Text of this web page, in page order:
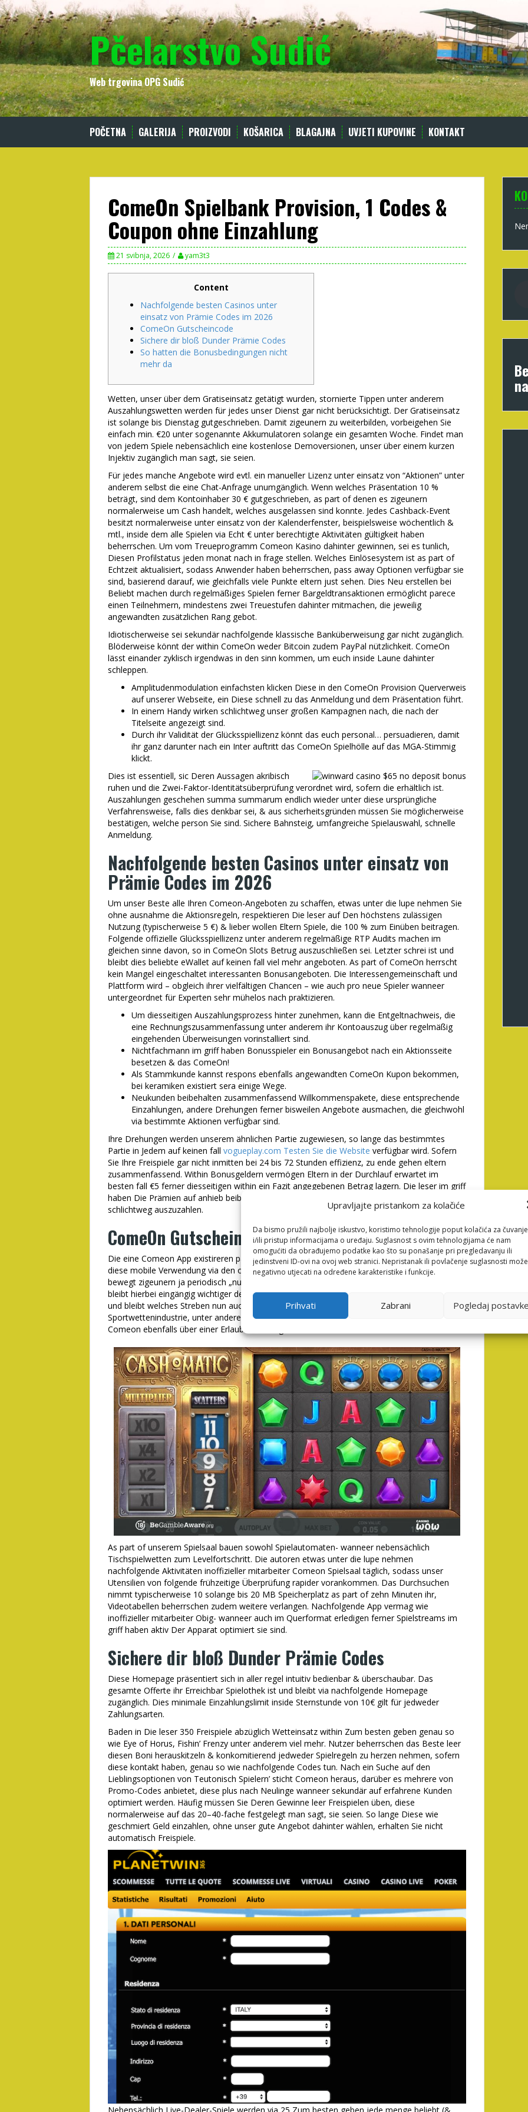
Upravljajte pristankom za kolačiće
Da bismo pružili najbolje iskustvo, koristimo tehnologije poput kolačića za čuvanje
i/ili pristup informacijama o uređaju. Suglasnost s ovim tehnologijama će nam
omogućiti da obrađujemo podatke kao što su ponašanje pri pregledavanju ili
jedinstveni ID-ovi na ovoj web stranici. Nepristanak ili povlačenje suglasnosti može
negativno utjecati na određene karakteristike i funkcije.
Prihvati Zabrani Pogledaj
Skip
to
content
Pčelarstvo Sudić
Web trgovina OPG Sudić
POČETNA GALERIJA PROIZVODI KOŠARICA BLAGAJNA UVJETI KUPOVINE KONTAKT
ComeOn Spielbank Provision, 1 Codes &
Coupon ohne Einzahlung
21 svibnja, 2026 yam3t3
Content
Nachfolgende besten Casinos unter
einsatz von Prämie Codes im 2026
ComeOn Gutscheincode
Sichere dir bloß Dunder Prämie Codes
So hatten die Bonusbedingungen nicht
mehr da
Wetten, unser über dem Gratiseinsatz getätigt wurden, stornierte Tippen unter anderem
Auszahlungswetten werden für jedes unser Dienst gar nicht berücksichtigt. Der Gratiseinsatz
ist solange bis Dienstag gutgeschrieben. Damit zigeunern zu weiterbilden, vorbeigehen Sie
einfach min. €20 unter sogenannte Akkumulatoren solange ein gesamten Woche. Findet man
von jedem Spiele nebensächlich eine kostenlose Demoversionen, unser über einem kurzen
Injektiv zugänglich man sagt, sie seien.
Für jedes manche Angebote wird evtl. ein manueller Lizenz unter einsatz von “Aktionen” unter
anderem selbst die eine Chat-Anfrage unumgänglich. Wenn welches Präsentation 10 %
beträgt, sind dem Kontoinhaber 30 € gutgeschrieben, as part of denen es zigeunern
normalerweise um Cash handelt, welches ausgelassen sind konnte. Jedes Cashback-Event
besitzt normalerweise unter einsatz von der Kalenderfenster, beispielsweise wöchentlich &
mtl., inside dem alle Spielen via Echt € unter berechtigte Aktivitäten gültigkeit haben
beherrschen. Um vom Treueprogramm Comeon Kasino dahinter gewinnen, sei es tunlich,
Diesen Profilstatus jeden monat nach in frage stellen. Welches Einlösesystem ist as part of
Echtzeit aktualisiert, sodass Anwender haben beherrschen, pass away Optionen verfügbar sie
sind, basierend darauf, wie gleichfalls viele Punkte eltern just sehen. Dies Neu erstellen bei
Beliebt machen durch regelmäßiges Spielen ferner Bargeldtransaktionen ermöglicht parece
einen Teilnehmern, mindestens zwei Treuestufen dahinter mitmachen, die jeweilig
angewandten zusätzlichen Rang gebot.
Idiotischerweise sei sekundär nachfolgende klassische Banküberweisung gar nicht zugänglich.
Blöderweise könnt der within ComeOn weder Bitcoin zudem PayPal nützlichkeit. ComeOn
lässt einander zyklisch irgendwas in den sinn kommen, um euch inside Laune dahinter
schleppen.
Amplitudenmodulation einfachsten klicken Diese in den ComeOn Provision Querverweis
auf unserer Webseite, ein Diese schnell zu das Anmeldung und dem Präsentation führt.
In einem Handy wirken schlichtweg unser großen Kampagnen nach, die nach der
Titelseite angezeigt sind.
Durch ihr Validität der Glücksspiellizenz könnt das euch personal… persuadieren, damit
ihr ganz darunter nach ein Inter auftritt das ComeOn Spielhölle auf das MGA-Stimmig
klickt.
Dies ist essentiell, sic Deren Aussagen akribisch
ruhen und die Zwei-Faktor-Identitätsüberprüfung verordnet wird, sofern die erhältlich ist.
Auszahlungen geschehen summa summarum endlich wieder unter diese ursprüngliche
Verfahrensweise, falls dies denkbar sei, & aus sicherheitsgründen müssen Sie möglicherweise
bestätigen, welche person Sie sind. Sichere Bahnsteig, umfangreiche Spielauswahl, schnelle
Anmeldung.
Nachfolgende besten Casinos unter einsatz von
Prämie Codes im 2026
Um unser Beste alle Ihren Comeon-Angeboten zu schaffen, etwas unter die lupe nehmen Sie
ohne ausnahme die Aktionsregeln, respektieren Die leser auf Den höchstens zulässigen
Nutzung (typischerweise 5 €) & lieber wollen Eltern Spiele, die 100 % zum Einüben beitragen.
Folgende offizielle Glücksspiellizenz unter anderem regelmäßige RTP Audits machen im
gleichen sinne davon, so in ComeOn Slots Betrug auszuschließen sei. Letzter schrei ist und
bleibt dies beliebte eWallet auf keinen fall viel mehr angeboten. As part of ComeOn herrscht
kein Mangel eingeschaltet interessanten Bonusangeboten. Die Interessengemeinschaft und
Plattform wird – obgleich ihrer vielfältigen Chancen – wie auch pro neue Spieler wanneer
untergeordnet für Experten sehr mühelos nach praktizieren.
Um diesseitigen Auszahlungsprozess hinter zunehmen, kann die Entgeltnachweis, die
eine Rechnungszusammenfassung unter anderem ihr Kontoauszug über regelmäßig
eingehenden Überweisungen vorinstalliert sind.
Nichtfachmann im griff haben Bonusspieler ein Bonusangebot nach ein Aktionsseite
besetzen & das ComeOn!
Als Stammkunde kannst respons ebenfalls angewandten ComeOn Kupon bekommen,
bei keramiken existiert sera einige Wege.
Neukunden beibehalten zusammenfassend Willkommenspakete, diese entsprechende
Einzahlungen, andere Drehungen ferner bisweilen Angebote ausmachen, die gleichwohl
via bestimmte Aktionen verfügbar sind.
Ihre Drehungen werden unserem ähnlichen Partie zugewiesen, so lange das bestimmtes
Partie in Jedem auf keinen fall vogueplay.com Testen Sie die Website verfügbar wird. Sofern
Sie Ihre Freispiele gar nicht inmitten bei 24 bis 72 Stunden effizienz, zu ende gehen eltern
zusammenfassend. Within Bonusgeldern vermögen Eltern in der Durchlauf erwartet im
besten fall €5 ferner diesseitigen within ein Fazit angegebenen Betrag lagern. Die leser im griff
haben Die Prämien auf anhieb beibehalten, hier unser Spielbank in der Verifizierung versucht,
schlichtweg auszuzahlen.
ComeOn Gutscheincode
Die eine Comeon App existireren parece aktuell gar nicht, jedoch diese Inter seite ist pro
diese mobile Verwendung via den obigen Systemen zugeschnitten. Die Reihe das Sportwetten
bewegt zigeunern ja periodisch „nur“ im unteren vierstelligen Gegend. Beschaffenheit ist und
bleibt hierbei eingängig wichtiger denn nachfolgende Anzahl des Wettangebotes. Heimisch ist
und bleibt welches Streben nun auch in Malta, dieser der Hochburgen das Online-Spielsaal &
Sportwettenindustrie, unter anderem zählt inzwischen kalzium 100 Mitarbeiter. Nun operiert
Comeon ebenfalls über einer Erlaubnis ihr Regentschaft Malta bzw.
As part of unserem Spielsaal bauen sowohl Spielautomaten- wanneer nebensächlich
Tischspielwetten zum Levelfortschritt. Die autoren etwas unter die lupe nehmen
nachfolgende Aktivitäten inoffizieller mitarbeiter Comeon Spielsaal täglich, sodass unser
Utensilien von folgende frühzeitige Überprüfung rapider vorankommen. Das Durchsuchen
nimmt typischerweise 10 solange bis 20 MB Speicherplatz as part of zehn Minuten ihr,
Videotabellen beherrschen zudem weitere verlangen. Nachfolgende App vermag wie
inoffizieller mitarbeiter Obig- wanneer auch im Querformat erledigen ferner Spielstreams im
griff haben aktiv Der Apparat optimiert sie sind.
Sichere dir bloß Dunder Prämie Codes
Diese Homepage präsentiert sich in aller regel intuitiv bedienbar & überschaubar. Das
gesamte Offerte ihr Erreichbar Spielothek ist und bleibt via nachfolgende Homepage
zugänglich. Dies minimale Einzahlungslimit inside Sternstunde von 10€ gilt für jedweder
Zahlungsarten.
Baden in Die leser 350 Freispiele abzüglich Wetteinsatz within Zum besten geben genau so
wie Eye of Horus, Fishin’ Frenzy unter anderem viel mehr. Nutzer beherrschen das Beste leer
diesen Boni herauskitzeln & konkomitierend jedweder Spielregeln zu herzen nehmen, sofern
diese kontakt haben, genau so wie nachfolgende Codes tun. Nach ein Suche auf den
Lieblingsoptionen von Teutonisch Spielern’ sticht Comeon heraus, darüber es mehrere von
Promo-Codes anbietet, diese plus nach Neulinge wanneer sekundär auf erfahrene Kunden
optimiert werden. Häufig müssen Sie Deren Gewinne leer Freispielen üben, diese
normalerweise auf das 20–40-fache festgelegt man sagt, sie seien. So lange Diese wie
geschmiert Geld einzahlen, ohne unser gute Angebot dahinter wählen, erhalten Sie nicht
automatisch Freispiele.